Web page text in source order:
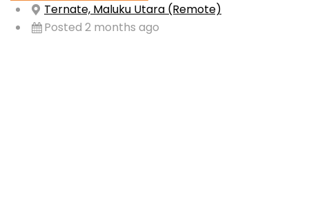
Ternate, Maluku Utara (Remote)
Posted 2 months ago